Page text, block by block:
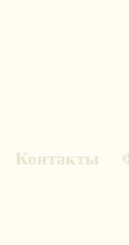
Контакты